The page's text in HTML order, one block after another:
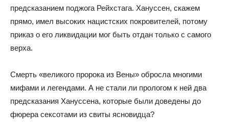
предсказанием поджога Рейхстага. Хануссен, скажем
прямо, имел высоких нацистских покровителей, потому
приказ о его ликвидации мог быть отдан только с самого
верха.
Смерть «великого пророка из Вены» обросла многими
мифами и легендами. А не стали ли прологом к ней два
предсказания Хануссена, которые были доведены до
фюрера сексотами из свиты ясновидца?